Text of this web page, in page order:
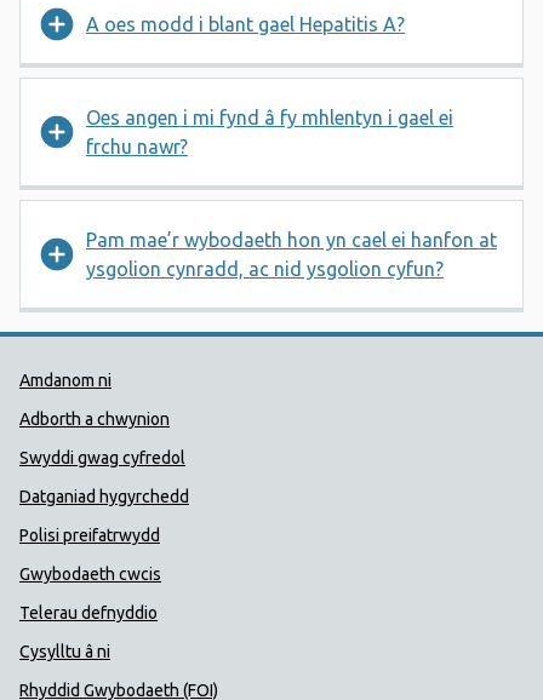
A oes modd i blant gael Hepatitis A?
Oes angen i mi fynd â fy mhlentyn i gael ei
frchu nawr?
Pam mae’r wybodaeth hon yn cael ei hanfon at
ysgolion cynradd, ac nid ysgolion cyfun?
Dolenni Cymorth Iechyd
Amdanom ni
Adborth a chwynion
Swyddi gwag cyfredol
Datganiad hygyrchedd
Polisi preifatrwydd
Gwybodaeth cwcis
Telerau defnyddio
Cysylltu â ni
Rhyddid Gwybodaeth (FOI)